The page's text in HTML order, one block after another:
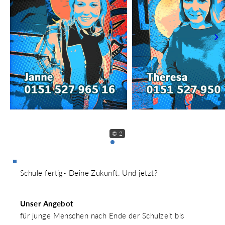
© 2
Schule fertig- Deine Zukunft. Und jetzt?
Unser Angebot
für junge Menschen nach Ende der Schulzeit bis